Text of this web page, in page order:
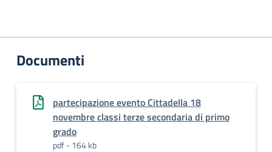
Documenti
partecipazione evento Cittadella 18
novembre classi terze secondaria di primo
grado
pdf - 164 kb